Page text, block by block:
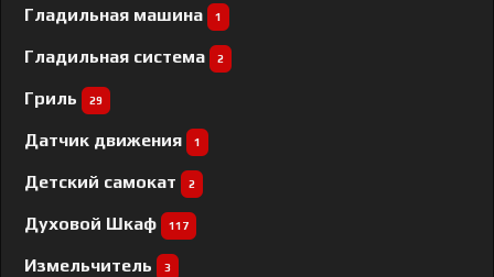
Гладильная машина 1
Гладильная система 2
Гриль 29
Датчик движения 1
Детский самокат 2
Духовой Шкаф 117
Измельчитель 3